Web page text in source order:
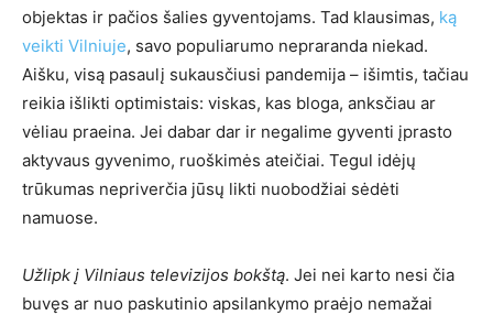
objektas ir pačios šalies gyventojams. Tad klausimas, ką
veikti Vilniuje, savo populiarumo nepraranda niekad.
Aišku, visą pasaulį sukausčiusi pandemija – išimtis, tačiau
reikia išlikti optimistais: viskas, kas bloga, anksčiau ar
vėliau praeina. Jei dabar dar ir negalime gyventi įprasto
aktyvaus gyvenimo, ruoškimės ateičiai. Tegul idėjų
trūkumas nepriverčia jūsų likti nuobodžiai sėdėti
namuose.
Užlipk į Vilniaus televizijos bokštą. Jei nei karto nesi čia
buvęs ar nuo paskutinio apsilankymo praėjo nemažai